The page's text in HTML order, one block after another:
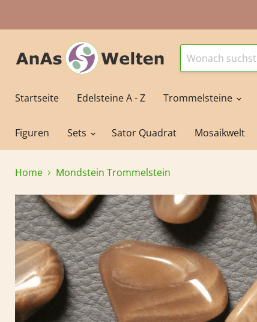
Startseite
Edelsteine A - Z Trommelsteine
Figuren Sets Sator Quadrat Mosaikwelt
Home Mondstein Trommelstein